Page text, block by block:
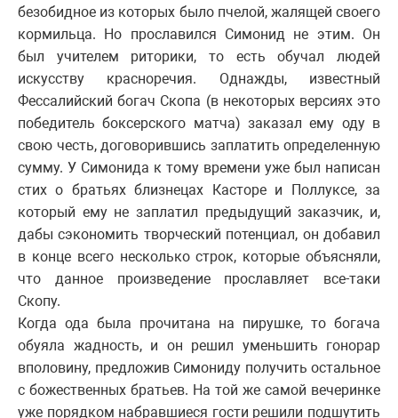
безобидное из которых было пчелой, жалящей своего
кормильца. Но прославился Симонид не этим. Он
был учителем риторики, то есть обучал людей
искусству красноречия. Однажды, известный
Фессалийский богач Скопа (в некоторых версиях это
победитель боксерского матча) заказал ему оду в
свою честь, договорившись заплатить определенную
сумму. У Симонида к тому времени уже был написан
стих о братьях близнецах Касторе и Поллуксе, за
который ему не заплатил предыдущий заказчик, и,
дабы сэкономить творческий потенциал, он добавил
в конце всего несколько строк, которые объясняли,
что данное произведение прославляет все-таки
Скопу.
Когда ода была прочитана на пирушке, то богача
обуяла жадность, и он решил уменьшить гонорар
вполовину, предложив Симониду получить остальное
с божественных братьев. На той же самой вечеринке
уже порядком набравшиеся гости решили подшутить